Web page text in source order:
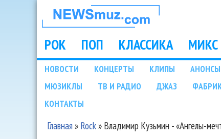
НОВОСТИ
МУЗЫКИ И
ШОУ БИЗНЕСА
NEWSMUZ.COM
Main menu
РОК ПОП КЛАССИКА МИКС
Подразделы
НОВОСТИ КОНЦЕРТЫ КЛИПЫ АНОНСЫ
МЮЗИКЛЫ
ТВ И РАДИО ДЖАЗ
КОНТАКТЫ
Главная» Rock» Владимир Кузьмин - «Ангелы-